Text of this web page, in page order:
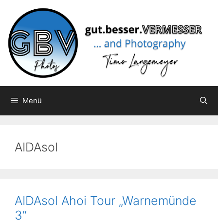
Inhalt
springen
Menü
AIDAsol
AIDAsol Ahoi Tour „Warnemünde
3“